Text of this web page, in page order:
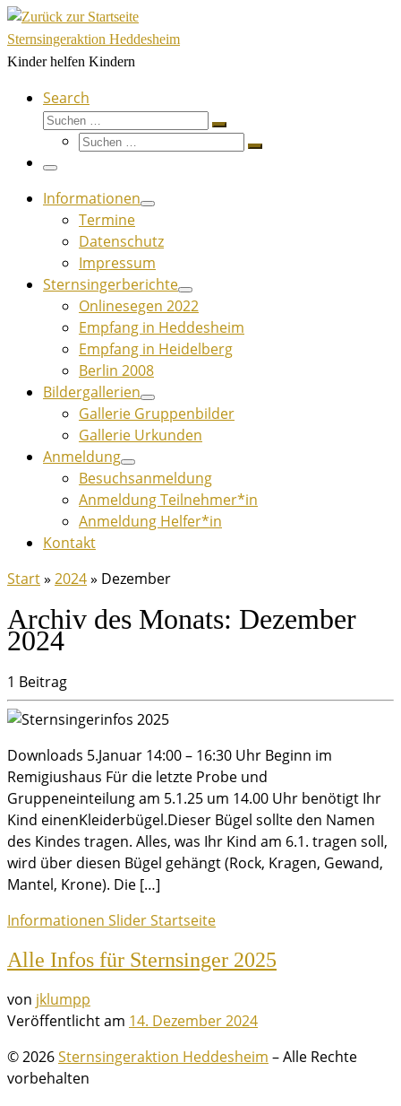
Sternsingeraktion Heddesheim
Kinder helfen Kindern
Search
Suche
Suchen …
Suche
Suchen …
Menü
Informationen
Termine
Datenschutz
Impressum
Sternsingerberichte
Onlinesegen 2022
Empfang in Heddesheim
Empfang in Heidelberg
Berlin 2008
Bildergallerien
Gallerie Gruppenbilder
Gallerie Urkunden
Anmeldung
Besuchsanmeldung
Anmeldung Teilnehmer*in
Anmeldung Helfer*in
Kontakt
Start» 2024» Dezember
Archiv des Monats: Dezember
2024
1 Beitrag
Downloads 5.Januar 14:00 – 16:30 Uhr Beginn im
Remigiushaus Für die letzte Probe und
Gruppeneinteilung am 5.1.25 um 14.00 Uhr benötigt Ihr
Kind einenKleiderbügel.Dieser Bügel sollte den Namen
des Kindes tragen. Alles, was Ihr Kind am 6.1. tragen soll,
wird über diesen Bügel gehängt (Rock, Kragen, Gewand,
Mantel, Krone). Die […]
Informationen SliderStartseite
Alle Infos für Sternsinger 2025
von jklumpp
Veröffentlicht am 14. Dezember 2024
© 2026Sternsingeraktion Heddesheim – Alle Rechte
vorbehalten